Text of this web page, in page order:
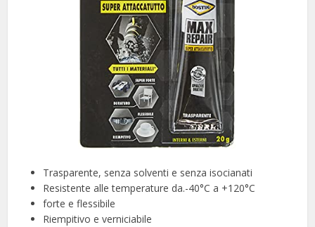
Trasparente, senza solventi e senza isocianati
Resistente alle temperature da.-40°C a +120°C
forte e flessibile
Riempitivo e verniciabile